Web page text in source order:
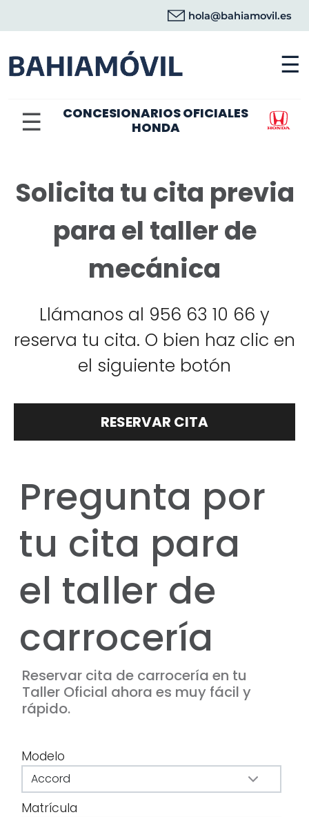
hola@bahiamovil.es
☰
☰
CONCESIONARIOS OFICIALES
HONDA
Solicita tu cita previa
para el taller de
mecánica
Llámanos al 956 63 10 66 y
reserva tu cita. O bien haz clic en
el siguiente botón
RESERVAR CITA
Pregunta por
tu cita para
el taller de
carrocería
Reservar cita de carrocería en tu
Taller Oficial ahora es muy fácil y
rápido.
Modelo
Matrícula